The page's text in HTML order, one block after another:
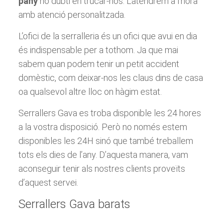
amb atenció personalitzada.
L’ofici de la serralleria és un ofici que avui en dia
és indispensable per a tothom. Ja que mai
sabem quan podem tenir un petit accident
domèstic, com deixar-nos les claus dins de casa
oa qualsevol altre lloc on hàgim estat.
Serrallers Gava es troba disponible les 24 hores
a la vostra disposició. Però no només estem
disponibles les 24H sinó que també treballem
tots els dies de l’any. D’aquesta manera, vam
aconseguir tenir als nostres clients proveïts
d’aquest servei.
Serrallers Gava barats